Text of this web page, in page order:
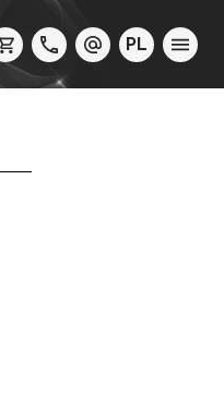
PL